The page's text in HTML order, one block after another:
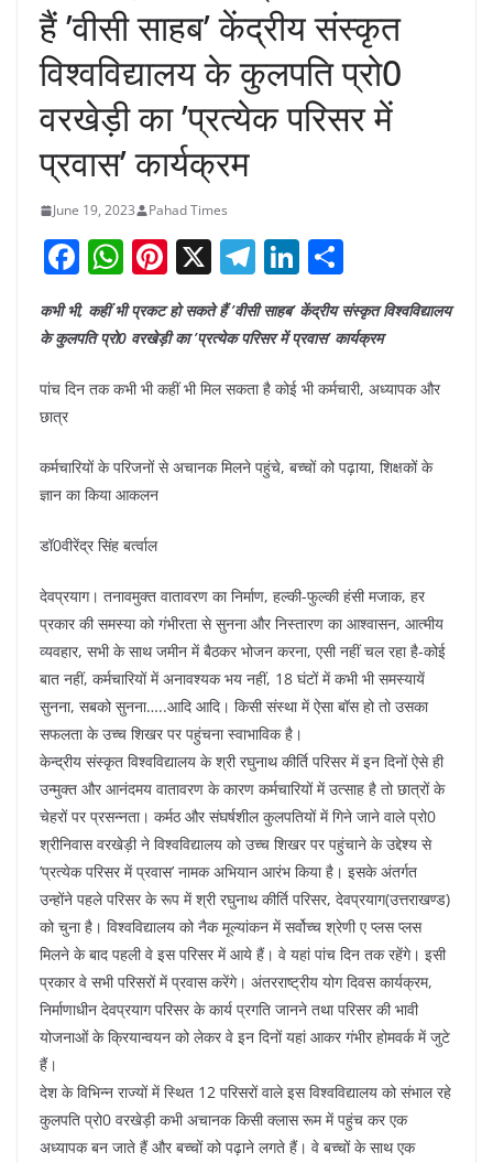
हैं ’वीसी साहब’ केंद्रीय संस्कृत
विश्वविद्यालय के कुलपति प्रो0
वरखेड़ी का ’प्रत्येक परिसर में
प्रवास’ कार्यक्रम
June 19, 2023 Pahad Times
F
a
c
b
o
k
W
h
at
A
p
Pi
nt
er
st
X T
el
e
a
Li
n
k
e
dI
h
ar
कभी भी, कहीं भी प्रकट हो सकते हैं ’वीसी साहब’ केंद्रीय संस्कृत विश्वविद्यालय
के कुलपति प्रो0 वरखेड़ी का ’प्रत्येक परिसर में प्रवास’ कार्यक्रम
पांच दिन तक कभी भी कहीं भी मिल सकता है कोई भी कर्मचारी, अध्यापक और
छात्र
कर्मचारियों के परिजनों से अचानक मिलने पहुंचे, बच्चों को पढ़ाया, शिक्षकों के
ज्ञान का किया आकलन
डॉ0वीरेंद्र सिंह बर्त्वाल
देवप्रयाग। तनावमुक्त वातावरण का निर्माण, हल्की-फुल्की हंसी मजाक, हर
प्रकार की समस्या को गंभीरता से सुनना और निस्तारण का आश्वासन, आत्मीय
व्यवहार, सभी के साथ जमीन में बैठकर भोजन करना, एसी नहीं चल रहा है-कोई
बात नहीं, कर्मचारियों में अनावश्यक भय नहीं, 18 घंटों में कभी भी समस्यायें
सुनना, सबको सुनना…..आदि आदि। किसी संस्था में ऐसा बॉस हो तो उसका
सफलता के उच्च शिखर पर पहुंचना स्वाभाविक है।
केन्द्रीय संस्कृत विश्वविद्यालय के श्री रघुनाथ कीर्ति परिसर में इन दिनों ऐसे ही
उन्मुक्त और आनंदमय वातावरण के कारण कर्मचारियों में उत्साह है तो छात्रों के
चेहरों पर प्रसन्नता। कर्मठ और संघर्षशील कुलपतियों में गिने जाने वाले प्रो0
श्रीनिवास वरखेड़ी ने विश्वविद्यालय को उच्च शिखर पर पहुंचाने के उद्देश्य से
’प्रत्येक परिसर में प्रवास’ नामक अभियान आरंभ किया है। इसके अंतर्गत
उन्होंने पहले परिसर के रूप में श्री रघुनाथ कीर्ति परिसर, देवप्रयाग(उत्तराखण्ड)
को चुना है। विश्वविद्यालय को नैक मूल्यांकन में सर्वोच्च श्रेणी ए प्लस प्लस
मिलने के बाद पहली वे इस परिसर में आये हैं। वे यहां पांच दिन तक रहेंगे। इसी
प्रकार वे सभी परिसरों में प्रवास करेंगे। अंतरराष्ट्रीय योग दिवस कार्यक्रम,
निर्माणाधीन देवप्रयाग परिसर के कार्य प्रगति जानने तथा परिसर की भावी
योजनाओं के क्रियान्वयन को लेकर वे इन दिनों यहां आकर गंभीर होमवर्क में जुटे
हैं।
देश के विभिन्न राज्यों में स्थित 12 परिसरों वाले इस विश्वविद्यालय को संभाल रहे
कुलपति प्रो0 वरखेड़ी कभी अचानक किसी क्लास रूम में पहुंच कर एक
अध्यापक बन जाते हैं और बच्चों को पढ़ाने लगते हैं। वे बच्चों के साथ एक